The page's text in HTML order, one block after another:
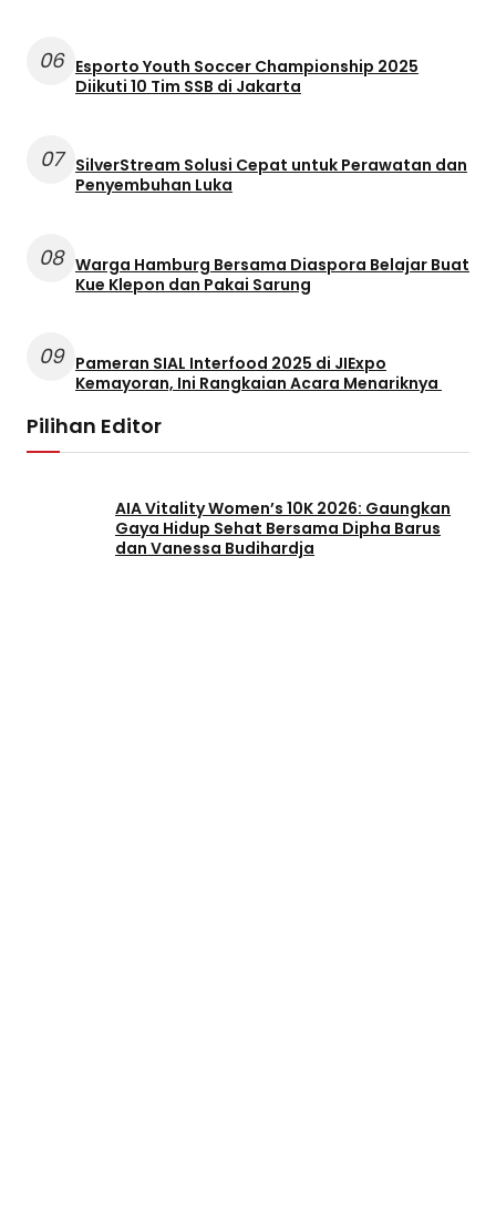
06 Esporto Youth Soccer Championship 2025
Diikuti 10 Tim SSB di Jakarta
07
SilverStream Solusi Cepat untuk Perawatan dan
Penyembuhan Luka
08 Warga Hamburg Bersama Diaspora Belajar Buat
Kue Klepon dan Pakai Sarung
09 Pameran SIAL Interfood 2025 di JIExpo
Kemayoran, Ini Rangkaian Acara Menariknya
Pilihan Editor
AIA Vitality Women’s 10K 2026: Gaungkan
Gaya Hidup Sehat Bersama Dipha Barus
dan Vanessa Budihardja